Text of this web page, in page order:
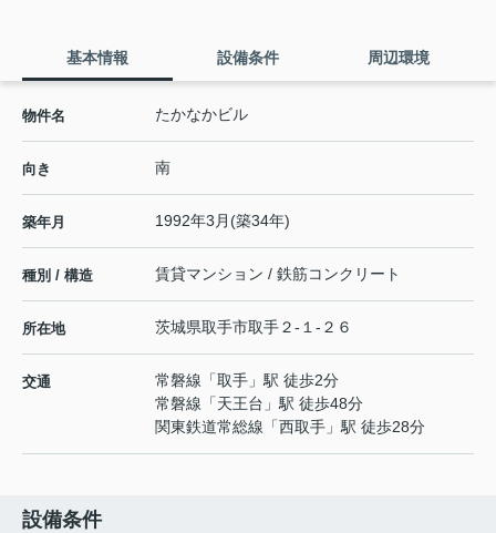
基本情報 設備条件 周辺環境
物件名 たかなかビル
向き 南
築年月 1992年3月(築34年)
種別 / 構造 賃貸マンション / 鉄筋コンクリート
所在地 茨城県取手市取手２-１-２６
交通 常磐線 「取手 」駅 徒歩2分
常磐線 「天王台 」駅 徒歩48分
関東鉄道常総線 「西取手 」駅 徒歩28分
設備条件